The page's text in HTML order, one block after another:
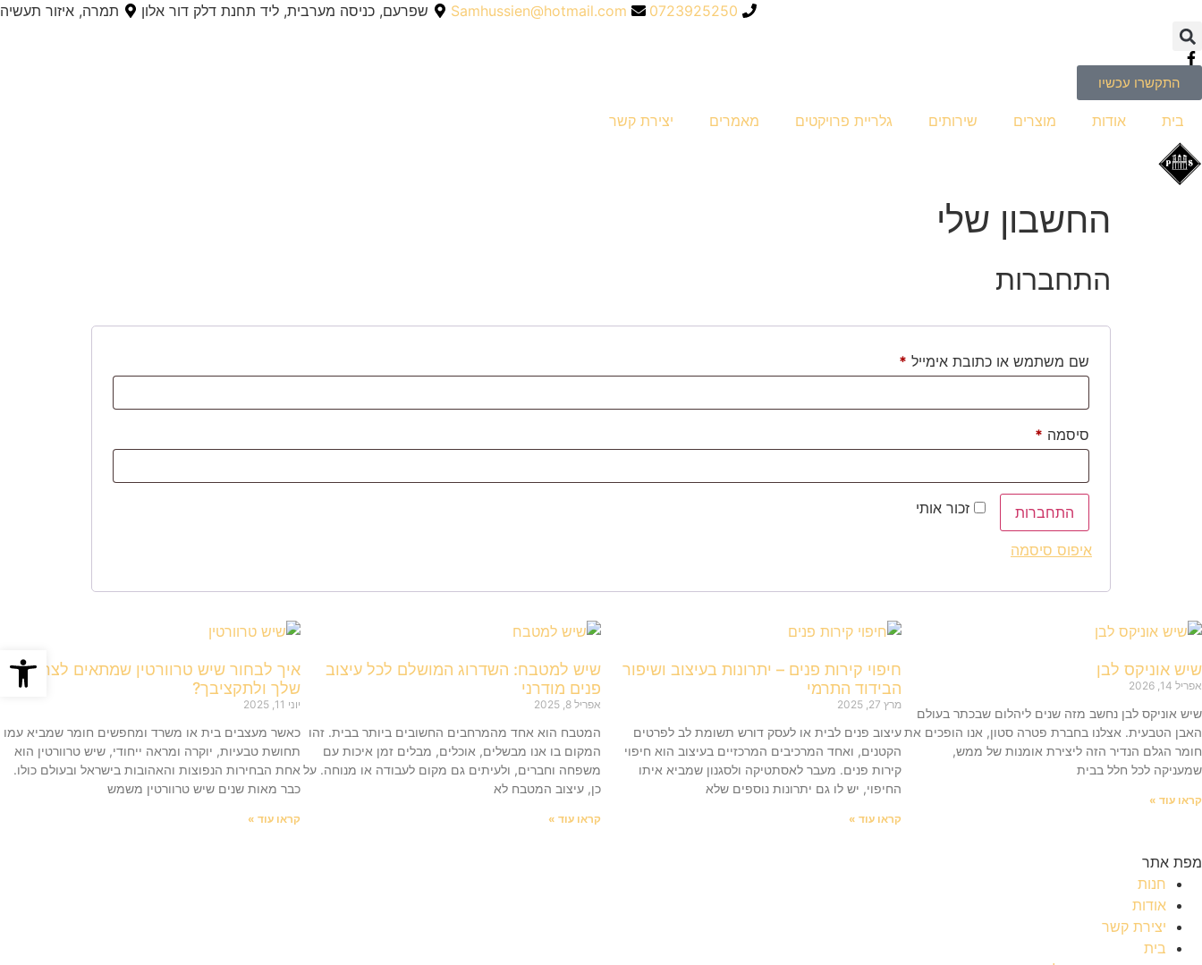
0723925250
Samhussien@hotmail.com שפרעם, כניסה מערבית, ליד תחנת דלק דור אלון תמרה, איזור תעשיה
התקשרו עכשיו
בית אודות מוצרים שירותים גלריית פרויקטים מאמרים יצירת קשר
החשבון שלי
התחברות
שם משתמש או כתובת אימייל *
סיסמה *
זכור אותי התחברות
איפוס סיסמה
שיש אוניקס לבן
אפריל 14, 2026
שיש אוניקס לבן נחשב מזה שנים ליהלום שבכתר בעולם
האבן הטבעית. אצלנו בחברת פטרה סטון, אנו הופכים את
חומר הגלם הנדיר הזה ליצירת אומנות של ממש,
שמעניקה לכל חלל בבית
קראו עוד »
חיפוי קירות פנים – יתרונות בעיצוב ושיפור
הבידוד התרמי
מרץ 27, 2025
עיצוב פנים לבית או לעסק דורש תשומת לב לפרטים
הקטנים, ואחד המרכיבים המרכזיים בעיצוב הוא חיפוי
קירות פנים. מעבר לאסתטיקה ולסגנון שמביא איתו
החיפוי, יש לו גם יתרונות נוספים שלא
קראו עוד »
שיש למטבח: השדרוג המושלם לכל עיצוב
פנים מודרני
אפריל 8, 2025
המטבח הוא אחד מהמרחבים החשובים ביותר בבית. זהו
המקום בו אנו מבשלים, אוכלים, מבלים זמן איכות עם
משפחה וחברים, ולעיתים גם מקום לעבודה או מנוחה. על
כן, עיצוב המטבח לא
קראו עוד »
איך לבחור שיש טרוורטין שמתאים לצרכים
שלך ולתקציבך?
יוני 11, 2025
כאשר מעצבים בית או משרד ומחפשים חומר שמביא עמו
תחושת טבעיות, יוקרה ומראה ייחודי, שיש טרוורטין הוא
אחת הבחירות הנפוצות והאהובות בישראל ובעולם כולו.
כבר מאות שנים שיש טרוורטין משמש
קראו עוד »
מפת אתר
חנות
אודות
יצירת קשר
בית
פתח